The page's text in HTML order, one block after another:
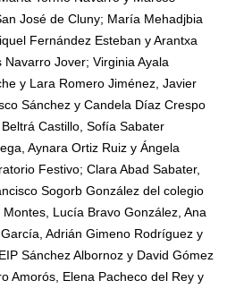
José de Cluny; María Mehadjbia
Fernández Esteban y Arantxa
Jover; Virginia Ayala
y Lara Romero Jiménez, Javier
Sánchez y Candela Díaz Crespo
Castillo, Sofía Sabater
Aynara Ortiz Ruiz y Ángela
Festivo; Clara Abad Sabater,
Sogorb González del colegio
Lucía Bravo González, Ana
Adrián Gimeno Rodríguez y
Sánchez Albornoz y David Gómez
Amorós, Elena Pacheco del Rey y